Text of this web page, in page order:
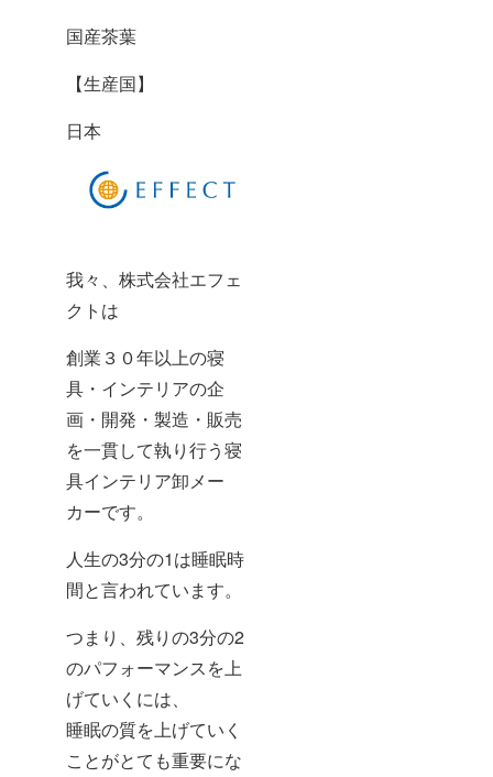
国産茶葉
【生産国】
日本
我々、株式会社エフェ
クトは
創業３０年以上の寝
具・インテリアの企
画・開発・製造・販売
を一貫して執り行う寝
具インテリア卸メー
カーです。
人生の3分の1は睡眠時
間と言われています。
つまり、残りの3分の2
のパフォーマンスを上
げていくには、
睡眠の質を上げていく
ことがとても重要にな